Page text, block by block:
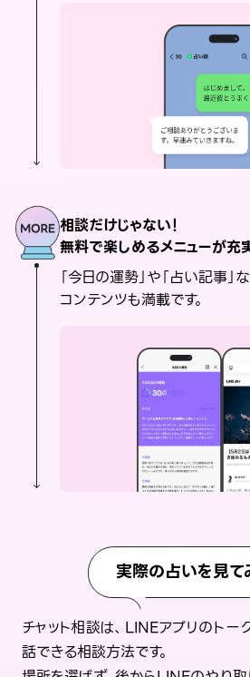
相談だけじゃない！
無料で楽しめるメニューが充
「今日の運勢」や「占い記事」
コンテンツも満載です。
実際の占いを見て
チャット相談は、LINEアプリのト
話できる相談方法です。